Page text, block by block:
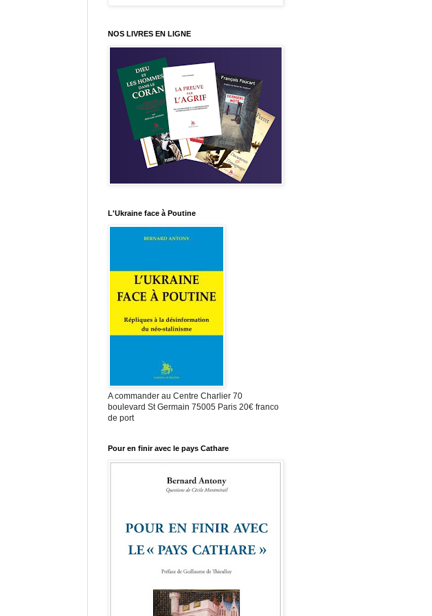
NOS LIVRES EN LIGNE
L'Ukraine face à Poutine
A commander au Centre Charlier 70
boulevard St Germain 75005 Paris 20€ franco
de port
Pour en finir avec le pays Cathare